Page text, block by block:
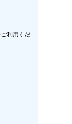
利用くだ